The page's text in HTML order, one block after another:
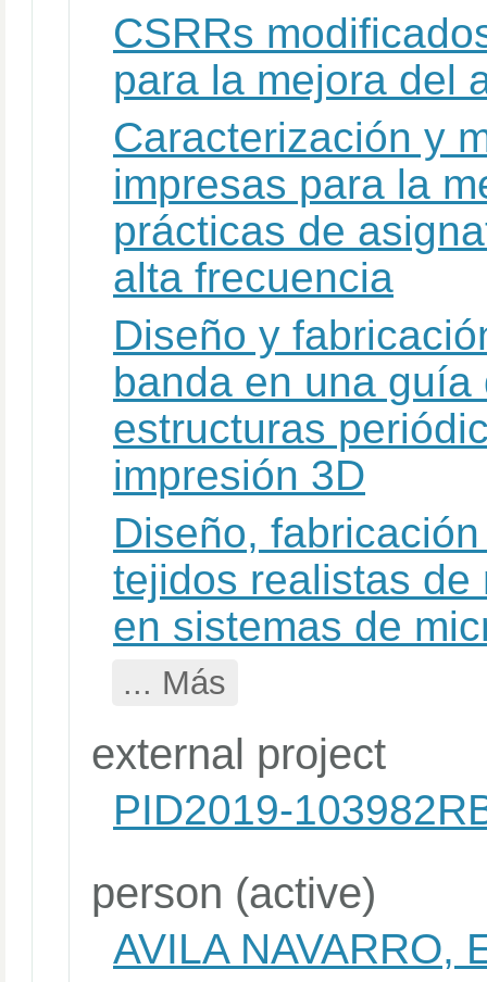
CSRRs
para la mejora del
Caracterización y
impresas para la
prácticas de
alta frecuencia
Diseño y
banda en una
estructuras
impresión 3D
Diseño,
tejidos realistas de
en sistemas de
... Más
external project
PID2019-
person (active)
AVILA NAVARRO,